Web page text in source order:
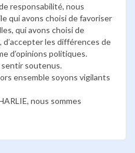
responsabilité, nous
qui avons choisi de favoriser
qui avons choisi de
les différences de
d’opinions politiques.
soutenus.
ensemble soyons vigilants
nous sommes